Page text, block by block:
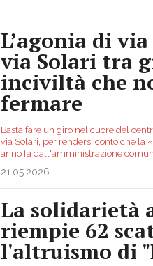
L’agonia di
via Solari tra
inciviltà che
fermare
Basta fare un giro nel cuore del
via Solari, per rendersi conto che la
anno fa dall'amministrazione
21.05.2026
La solidarietà
riempie 62
l'altruismo di